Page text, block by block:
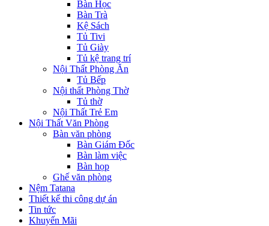
Bàn Học
Bàn Trà
Kệ Sách
Tủ Tivi
Tủ Giày
Tủ kệ trang trí
Nội Thất Phòng Ăn
Tủ Bếp
Nội thất Phòng Thờ
Tủ thờ
Nội Thất Trẻ Em
Nội Thất Văn Phòng
Bàn văn phòng
Bàn Giám Đốc
Bàn làm việc
Bàn họp
Ghế văn phòng
Nệm Tatana
Thiết kế thi công dự án
Tin tức
Khuyến Mãi